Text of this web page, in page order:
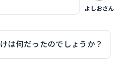
よしおさん
は何だったのでしょうか？